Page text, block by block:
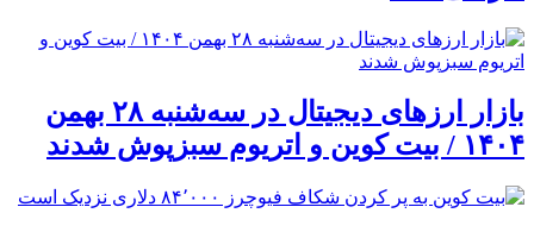
بازار ارزهای دیجیتال در سه‌شنبه ۲۸ بهمن
۱۴۰۴ / بیت کوین و اتریوم سبزپوش شدند